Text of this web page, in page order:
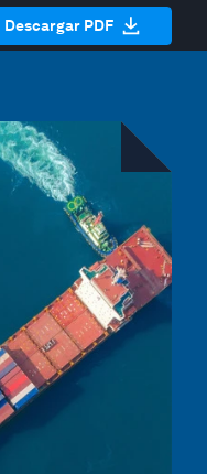
Descargar PDF